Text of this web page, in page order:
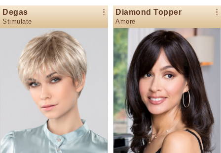
Degas
Stimulate
Diamond Topper
Amore